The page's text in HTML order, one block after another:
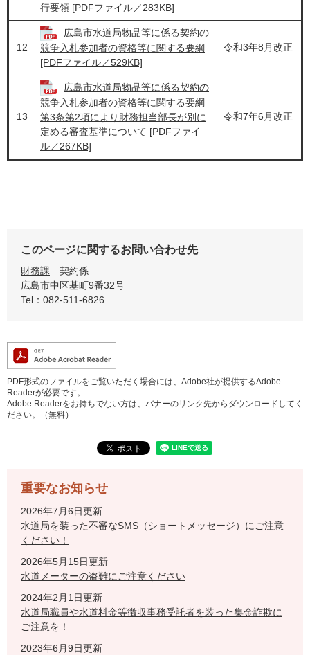
行要領 [PDFファイル／283KB]
12
広島市水道局物品等に係る契約の
競争入札参加者の資格等に関する要綱
[PDFファイル／529KB]
令和3年8月改正
13
広島市水道局物品等に係る契約の
競争入札参加者の資格等に関する要綱
第3条第2項により財務担当部長が別に
定める審査基準について [PDFファイ
ル／267KB]
令和7年6月改正
このページに関するお問い合わせ先
財務課
契約係
広島市中区基町9番32号
Tel：082-511-6826
PDF形式のファイルをご覧いただく場合には、Adobe社が提供するAdobe
Readerが必要です。
Adobe Readerをお持ちでない方は、バナーのリンク先からダウンロードしてく
ださい。（無料）
重要なお知らせ
2026年7月6日更新
水道局を装った不審なSMS（ショートメッセージ）にご注意
ください！
2026年5月15日更新
水道メーターの盗難にご注意ください
2024年2月1日更新
水道局職員や水道料金等徴収事務受託者を装った集金詐欺に
ご注意を！
2023年6月9日更新